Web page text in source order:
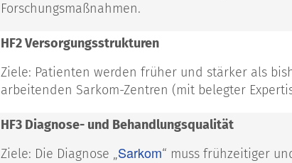
Forschungsmaßnahmen.
HF2 Versorgungsstrukturen
Ziele: Patienten werden früher und stärker als
arbeitenden Sarkom-Zentren (mit belegter
HF3 Diagnose- und Behandlungsqualität
Ziele: Die Diagnose „Sarkom“ muss frühzeitiger